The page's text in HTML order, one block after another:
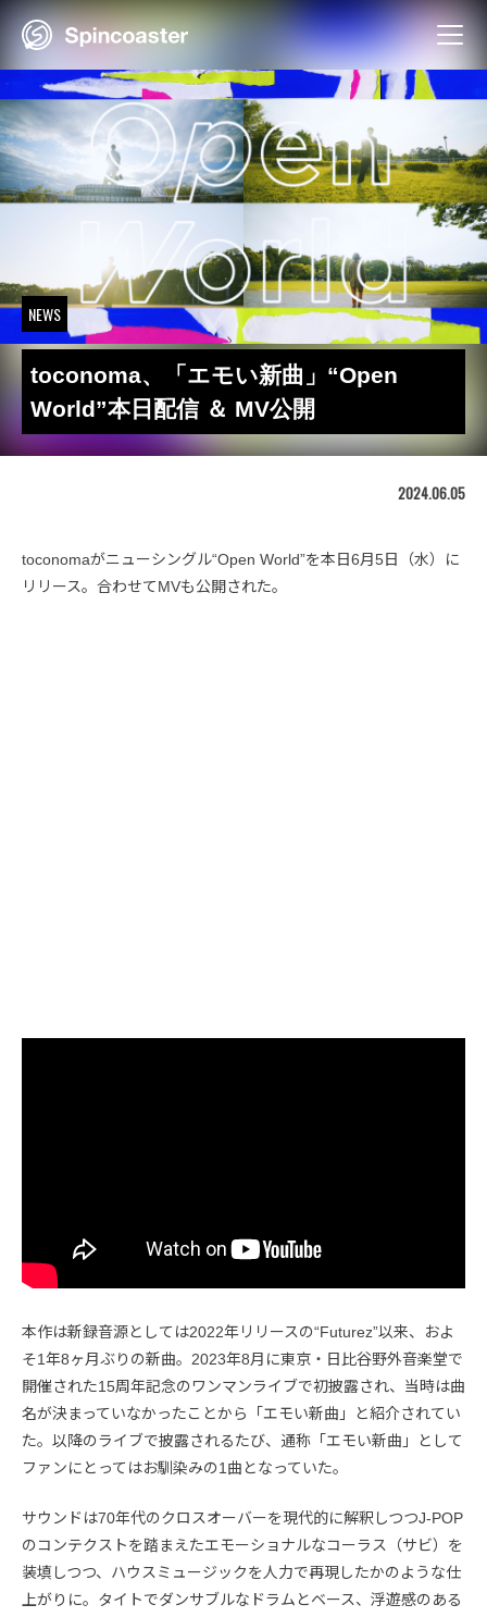
Skip
NEWS
toconoma、「エモい新曲」“Open
World”本日配信 ＆ MV公開
2024.06.05
toconomaがニューシングル“Open World”を本日6月5日（水）に
リリース。合わせてMVも公開された。
本作は新録音源としては2022年リリースの“Futurez”以来、およ
そ1年8ヶ月ぶりの新曲。2023年8月に東京・日比谷野外音楽堂で
開催された15周年記念のワンマンライブで初披露され、当時は曲
名が決まっていなかったことから「エモい新曲」と紹介されてい
た。以降のライブで披露されるたび、通称「エモい新曲」として
ファンにとってはお馴染みの1曲となっていた。
サウンドは70年代のクロスオーバーを現代的に解釈しつつJ-POP
のコンテクストを踏まえたエモーショナルなコーラス（サビ）を
装填しつつ、ハウスミュージックを人力で再現したかのような仕
上がりに。タイトでダンサブルなドラムとベース、浮遊感のある